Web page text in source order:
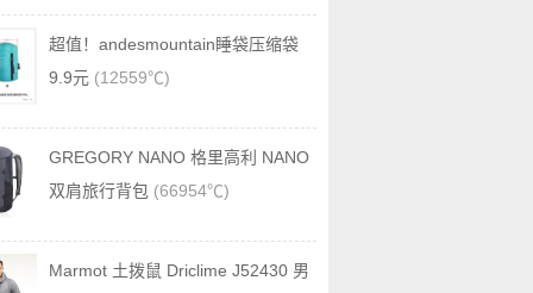
超值！andesmountain睡袋压缩袋
9.9元 (12559℃)
GREGORY NANO 格里高利 NANO
双肩旅行背包 (66954℃)
Marmot 土拨鼠 Driclime J52430 男